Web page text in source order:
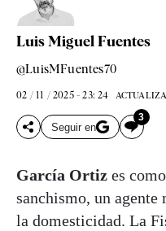
Luis Miguel Fuentes
@LuisMFuentes70
02 / 11 / 2025 - 23: 24
Seguir en
3
García Ortiz es
sanchismo, un
la domesticidad. La